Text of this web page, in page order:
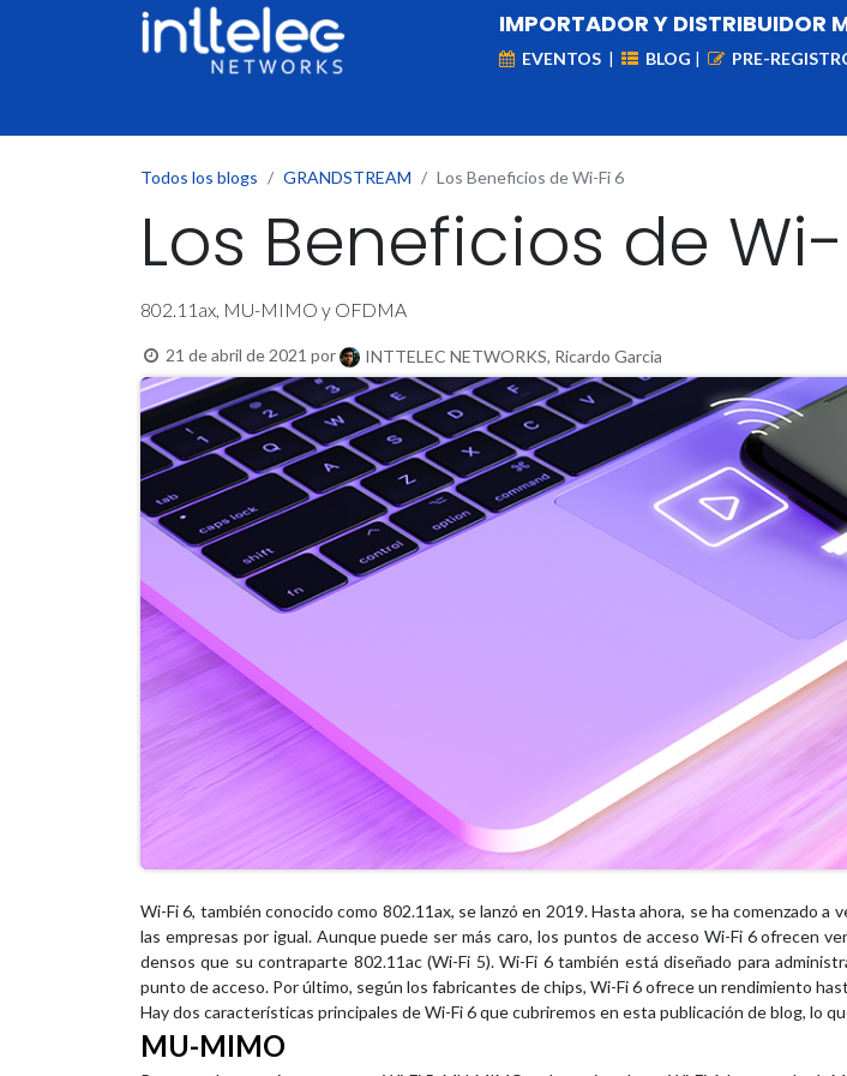
IMPORTADOR Y DISTRIBUIDOR
EVENTOS | BLOG | PRE-
Todos los blogs GRANDSTREAM Los Beneficios de Wi-Fi 6
Los Beneficios de
802.11ax, MU-MIMO y OFDMA
21 de abril de 2021 por INTTELEC NETWORKS, Ricardo Garcia
Wi-Fi 6, también conocido como 802.11ax, se lanzó en 2019. Hasta ahora, se ha comenzado
las empresas por igual. Aunque puede ser más caro, los puntos de acceso Wi-Fi 6 ofrecen
densos que su contraparte 802.11ac (Wi-Fi 5). Wi-Fi 6 también está diseñado para
punto de acceso. Por último, según los fabricantes de chips, Wi-Fi 6 ofrece un rendimiento
Hay dos características principales de Wi-Fi 6 que cubriremos en esta publicación de blog, lo
MU-MIMO